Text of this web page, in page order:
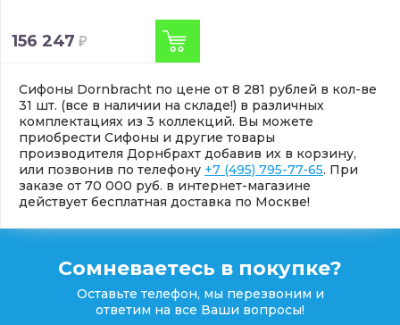
156 247
Сифоны Dornbracht по цене от 8 281 рублей в кол-ве
31 шт. (все в наличии на складе!) в различных
комплектациях из 3 коллекций. Вы можете
приобрести Сифоны и другие товары
производителя Дорнбрахт добавив их в корзину,
или позвонив по телефону +7 (495) 795-77-65. При
заказе от 70 000 руб. в интернет-магазине
действует бесплатная доставка по Москве!
Сомневаетесь в покупке?
Оставьте телефон, мы перезвоним и
ответим на все Ваши вопросы!